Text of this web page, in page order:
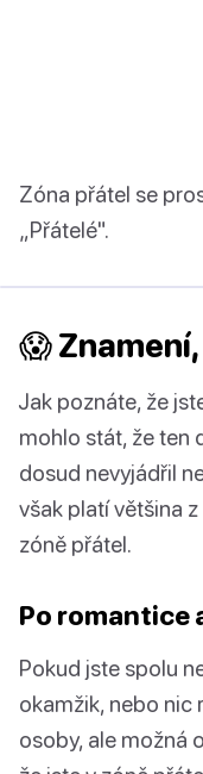
Zóna přátel se
„Přátelé".
😱
Jak poznáte, že
mohlo stát, že ten
dosud nevyjádřil
však platí většina
zóně přátel.
Po romantice
Pokud jste spolu
okamžik, nebo nic
osoby, ale možná